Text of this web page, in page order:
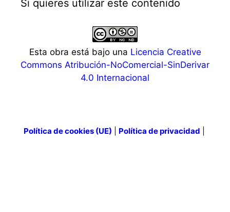
Si quieres utilizar este contenido
Esta obra está bajo una Licencia Creative
Commons Atribución-NoComercial-SinDerivar
4.0 Internacional
Política de cookies (UE) Política de privacidad